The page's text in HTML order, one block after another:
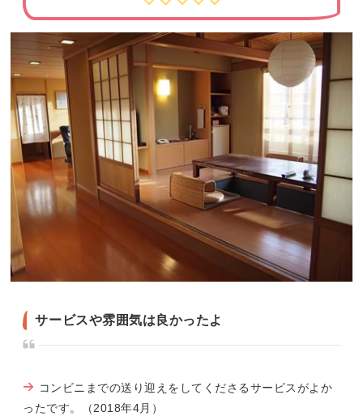
サービスや雰囲気は良かったよ
コンビニまでの送り迎えをしてくださるサービスがよか
ったです。（2018年4月）